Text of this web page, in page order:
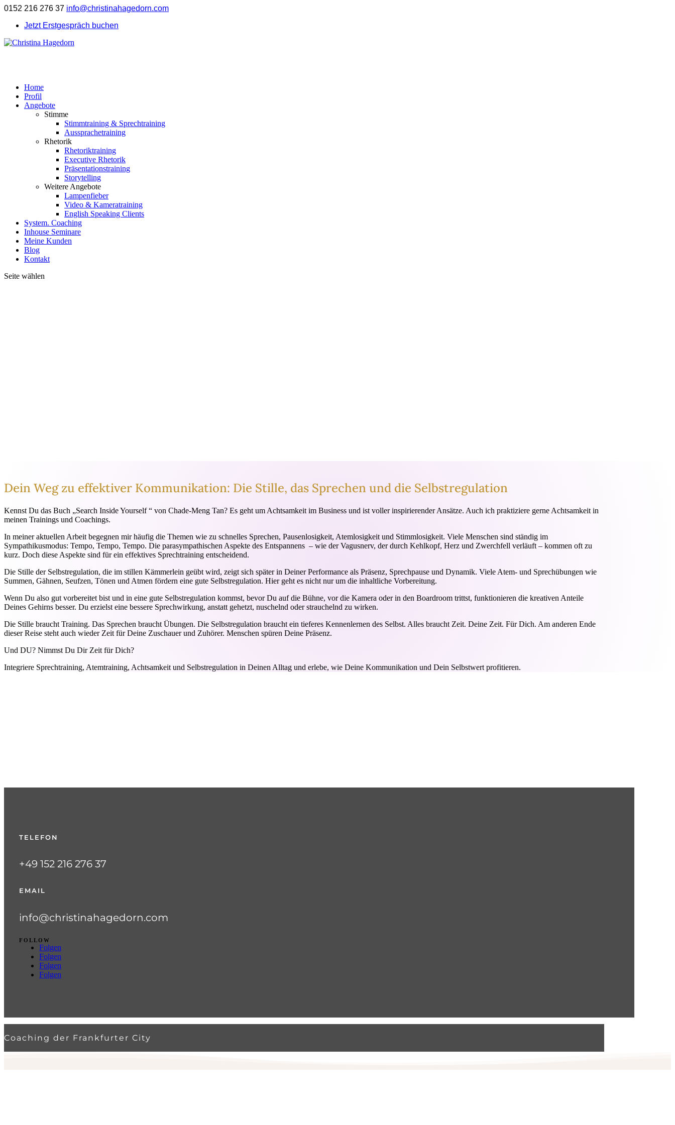
0152 216 276 37 info@christinahagedorn.com
Jetzt Erstgespräch buchen
Home
Profil
Angebote
Stimme
Stimmtraining & Sprechtraining
Aussprachetraining
Rhetorik
Rhetoriktraining
Executive Rhetorik
Präsentationstraining
Storytelling
Weitere Angebote
Lampenfieber
Video & Kameratraining
English Speaking Clients
System. Coaching
Inhouse Seminare
Meine Kunden
Blog
Kontakt
Seite wählen
Dein Weg zu effektiver Kommunikation: Die Stille, das Sprechen und die Selbstregulation
Kennst Du das Buch „Search Inside Yourself “ von Chade-Meng Tan? Es geht um Achtsamkeit im Business und ist voller inspirierender Ansätze. Auch ich praktiziere gerne Achtsamkeit in
meinen Trainings und Coachings.
In meiner aktuellen Arbeit begegnen mir häufig die Themen wie zu schnelles Sprechen, Pausenlosigkeit, Atemlosigkeit und Stimmlosigkeit. Viele Menschen sind ständig im
Sympathikusmodus: Tempo, Tempo, Tempo. Die parasympathischen Aspekte des Entspannens – wie der Vagusnerv, der durch Kehlkopf, Herz und Zwerchfell verläuft – kommen oft zu
kurz. Doch diese Aspekte sind für ein effektives Sprechtraining entscheidend.
Die Stille der Selbstregulation, die im stillen Kämmerlein geübt wird, zeigt sich später in Deiner Performance als Präsenz, Sprechpause und Dynamik. Viele Atem- und Sprechübungen wie
Summen, Gähnen, Seufzen, Tönen und Atmen fördern eine gute Selbstregulation. Hier geht es nicht nur um die inhaltliche Vorbereitung.
Wenn Du also gut vorbereitet bist und in eine gute Selbstregulation kommst, bevor Du auf die Bühne, vor die Kamera oder in den Boardroom trittst, funktionieren die kreativen Anteile
Deines Gehirns besser. Du erzielst eine bessere Sprechwirkung, anstatt gehetzt, nuschelnd oder strauchelnd zu wirken.
Die Stille braucht Training. Das Sprechen braucht Übungen. Die Selbstregulation braucht ein tieferes Kennenlernen des Selbst. Alles braucht Zeit. Deine Zeit. Für Dich. Am anderen Ende
dieser Reise steht auch wieder Zeit für Deine Zuschauer und Zuhörer. Menschen spüren Deine Präsenz.
Und DU? Nimmst Du Dir Zeit für Dich?
Integriere Sprechtraining, Atemtraining, Achtsamkeit und Selbstregulation in Deinen Alltag und erlebe, wie Deine Kommunikation und Dein Selbstwert profitieren.
TELEFON
+49 152 216 276 37
EMAIL
info@christinahagedorn.com
FOLLOW
Folgen
Folgen
Folgen
Folgen
Coaching der Frankfurter City